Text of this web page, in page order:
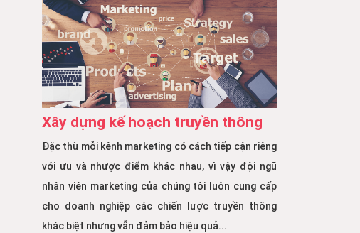
Xây dựng kế hoạch truyền thông
Đặc thù mỗi kênh marketing có cách tiếp cận riêng
với ưu và nhược điểm khác nhau, vì vậy đội ngũ
nhân viên marketing của chúng tôi luôn cung cấp
cho doanh nghiệp các chiến lược truyền thông
khác biệt nhưng vẫn đảm bảo hiệu quả...